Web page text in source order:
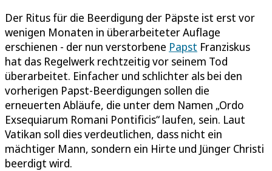
Der Ritus für die Beerdigung der Päpste ist erst vor
wenigen Monaten in überarbeiteter Auflage
erschienen - der nun verstorbene Papst Franziskus
hat das Regelwerk rechtzeitig vor seinem Tod
überarbeitet. Einfacher und schlichter als bei den
vorherigen Papst-Beerdigungen sollen die
erneuerten Abläufe, die unter dem Namen „Ordo
Exsequiarum Romani Pontificis“ laufen, sein. Laut
Vatikan soll dies verdeutlichen, dass nicht ein
mächtiger Mann, sondern ein Hirte und Jünger Christi
beerdigt wird.